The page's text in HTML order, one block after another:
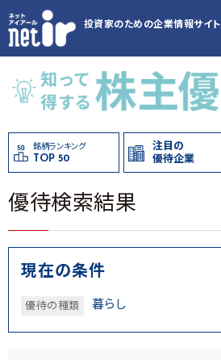
投資家のための企業情報サイト
銘柄ランキング
TOP 50
注目の
優待企業
優待検索結果
現在の条件
優待の種類 暮らし